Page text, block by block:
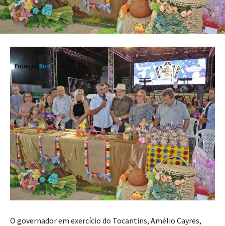
O governador em exercício do Tocantins, Amélio Cayres,